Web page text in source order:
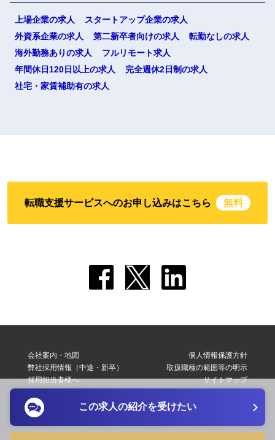
上場企業の求人
スタートアップ企業の求人
外資系企業の求人
第二新卒者向けの求人
転勤なしの求人
海外勤務ありの求人
フルリモート求人
年間休日120日以上の求人
完全週休2日制の求人
社宅・家賃補助有の求人
転職支援サービスへのお申し込みはこちら 無料
会社案内・地図
弊社採用情報（中途・新卒）
採用担当者様へ
個人情報保護方針
取扱職種の範囲等の明示
サイトマップ
この求人の紹介を受けたい